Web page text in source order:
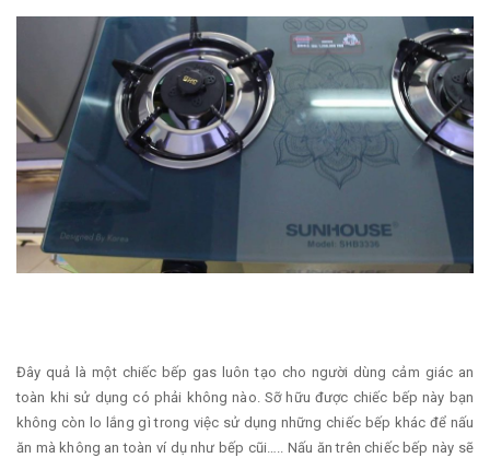
Đây quả là một chiếc bếp gas luôn tạo cho người dùng cảm giác an
toàn khi sử dụng có phải không nào. Sỡ hữu được chiếc bếp này bạn
không còn lo lắng gì trong việc sử dụng những chiếc bếp khác để nấu
ăn mà không an toàn ví dụ như bếp cũi….. Nấu ăn trên chiếc bếp này sẽ